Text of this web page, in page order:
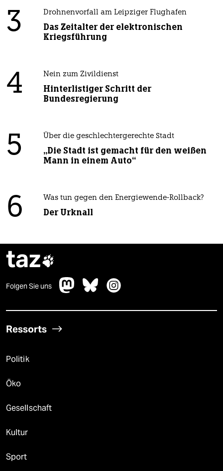
3 Drohnenvorfall am Leipziger Flughafen
Das Zeitalter der elektronischen
Kriegsführung
4 Nein zum Zivildienst
Hinterlistiger Schritt der
Bundesregierung
5 Über die geschlechtergerechte Stadt
„Die Stadt ist gemacht für den weißen
Mann in einem Auto“
6 Was tun gegen den Energiewende-Rollback?
Der Urknall
taz
Folgen Sie uns
Ressorts
Politik
Öko
Gesellschaft
Kultur
Sport